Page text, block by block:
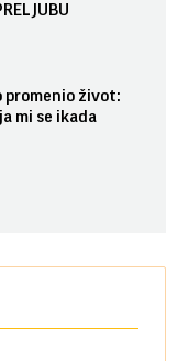
promenio život:
mi se ikada